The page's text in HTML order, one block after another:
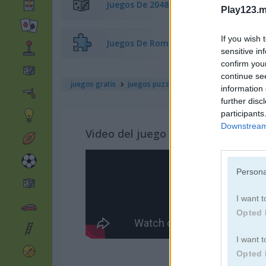
If you wish
sensitive
confirm
continue
information
further
I want
Opted
I want
Opted
Juegos De 2048
Juegos De Rompecabezas
juegos gratis juegos puzzle block blast
Video del juego